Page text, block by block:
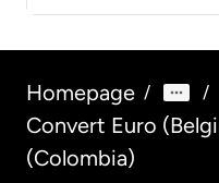
Homepage / /
Convert Euro
(Colombia)